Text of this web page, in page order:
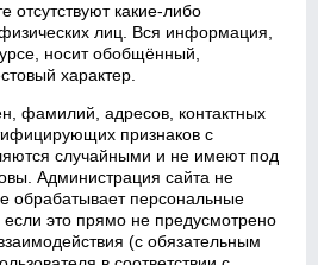
отсутствуют какие‑либо
лиц. Вся информация,
носит обобщённый,
характер.
фамилий, адресов, контактных
признаков с
случайными и не имеют под
Администрация сайта не
обрабатывает персональные
это прямо не предусмотрено
(с обязательным